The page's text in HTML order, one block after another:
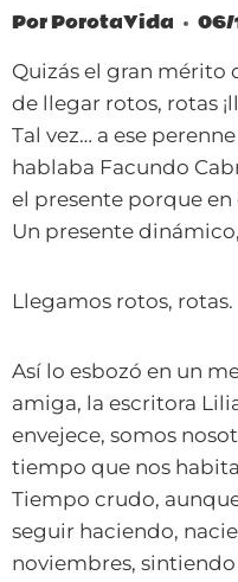
PorPorotaVida 06/
Quizás el gran mérito
de llegar rotos, rotas
Tal vez… a ese
hablaba Facundo
el presente porque en
Un presente
Llegamos rotos, rotas.
Así lo esbozó en un
amiga, la escritora
envejece, somos
tiempo que nos
Tiempo crudo,
seguir haciendo,
noviembres,